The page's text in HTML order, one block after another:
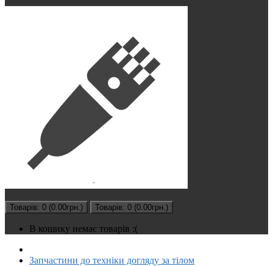
Товарів: 0 (0.00грн.) Товарів: 0 (0.00грн.)
В кошику немає товарів :(
Запчастини до техніки догляду за тілом